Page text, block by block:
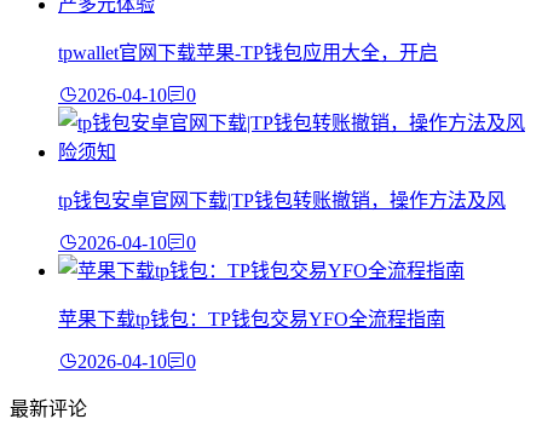
tpwallet官网下载苹果-TP钱包应用大全，开启
2026-04-10 0
tp钱包安卓官网下载|TP钱包转账撤销，操作方法及风
2026-04-10 0
苹果下载tp钱包：TP钱包交易YFO全流程指南
2026-04-10 0
最新评论